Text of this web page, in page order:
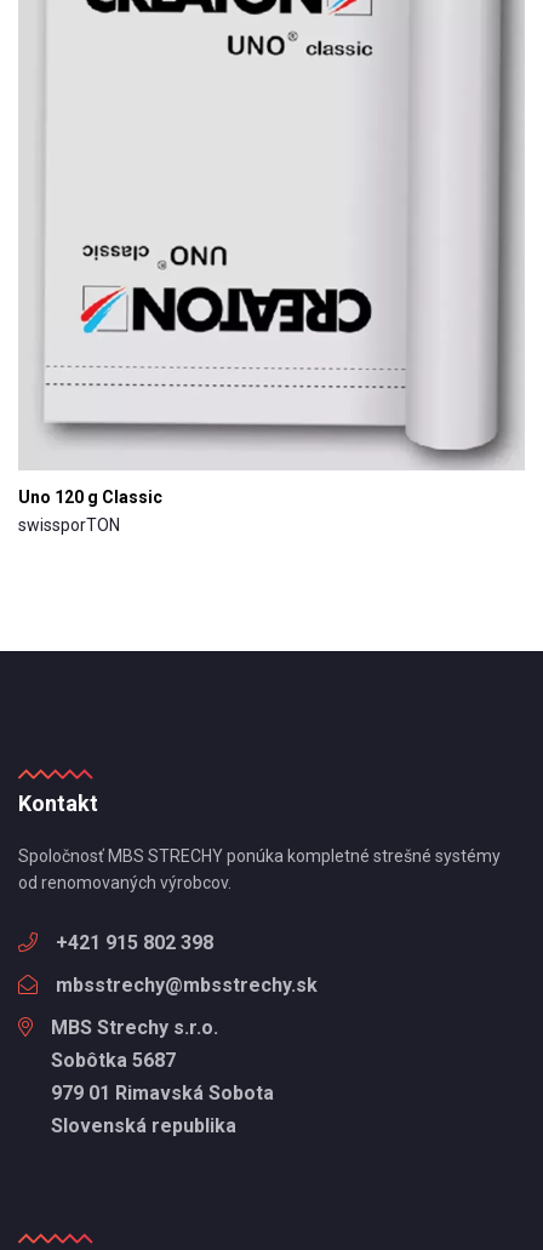
Uno 120 g Classic
swissporTON
Kontakt
Spoločnosť MBS STRECHY ponúka kompletné strešné systémy
od renomovaných výrobcov.
+421 915 802 398
mbsstrechy@mbsstrechy.sk
MBS Strechy s.r.o.
Sobôtka 5687
979 01 Rimavská Sobota
Slovenská republika